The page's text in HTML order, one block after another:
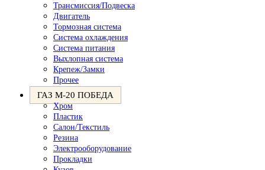
Трансмиссия/Подвеска
Двигатель
Тормозная система
Система охлаждения
Система питания
Выхлопная система
Крепеж/Замки
Прочее
ГАЗ М-20 ПОБЕДА
Хром
Пластик
Салон/Текстиль
Резина
Электрооборудование
Прокладки